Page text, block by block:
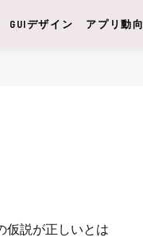
GUIデザイン アプリ動向
仮説が正しいとは